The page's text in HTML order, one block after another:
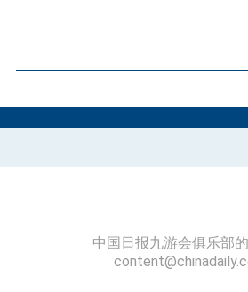
中国日报九游会俱乐部